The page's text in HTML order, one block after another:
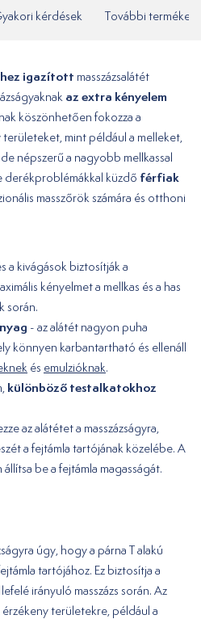
kérdések További termékek
igazított masszázsalátét
az extra kényelem
köszönhetően fokozza a
mint például a melleket,
népszerű a nagyobb mellkassal
derékproblémákkal küzdő férfiak
masszőrök számára és otthoni
a kivágások biztosítják a
kényelmet a mellkas és a has
során.
- az alátét nagyon puha
könnyen karbantartható és ellenáll
és emulzióknak.
különböző testalkatokhoz
az alátétet a masszázságyra,
a fejtámla tartójának közelébe. A
be a fejtámla magasságát.
úgy, hogy a párna T alakú
tartójához. Ez biztosítja a
irányuló masszázs során. Az
területekre, például a